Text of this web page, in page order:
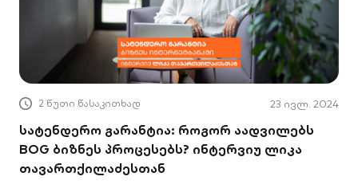
2 წუთი წასაკითხად 23 ივლ. 2024
სატენდერო გარანტია: როგორ აადვილებს
BOG ბიზნეს პროცესებს? ინტერვიუ ლიკა
თავართქილაძესთან